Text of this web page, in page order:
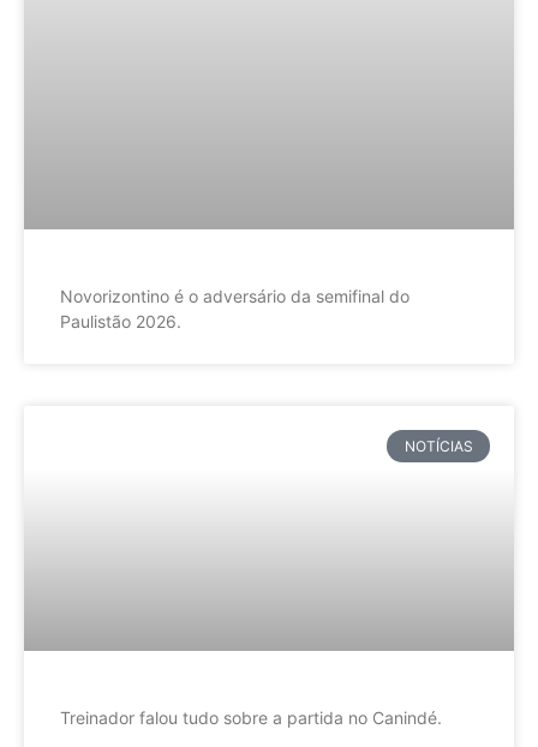
Novorizontino é o adversário da semifinal do
Paulistão 2026.
NOTÍCIAS
Treinador falou tudo sobre a partida no Canindé.